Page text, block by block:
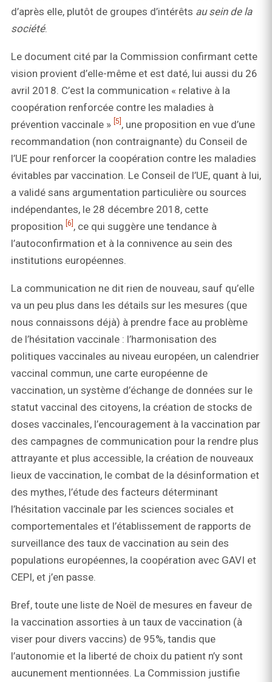
d’après elle, plutôt de groupes d’intérêts au sein de la
société.
Le document cité par la Commission confirmant cette
vision provient d’elle-même et est daté, lui aussi du 26
avril 2018. C’est la communication « relative à la
coopération renforcée contre les maladies à
prévention vaccinale » [5] , une proposition en vue d’une
recommandation (non contraignante) du Conseil de
l’UE pour renforcer la coopération contre les maladies
évitables par vaccination. Le Conseil de l’UE, quant à lui,
a validé sans argumentation particulière ou sources
indépendantes, le 28 décembre 2018, cette
proposition [6] , ce qui suggère une tendance à
l’autoconfirmation et à la connivence au sein des
institutions européennes.
La communication ne dit rien de nouveau, sauf qu’elle
va un peu plus dans les détails sur les mesures (que
nous connaissons déjà) à prendre face au problème
de l’hésitation vaccinale : l’harmonisation des
politiques vaccinales au niveau européen, un calendrier
vaccinal commun, une carte européenne de
vaccination, un système d’échange de données sur le
statut vaccinal des citoyens, la création de stocks de
doses vaccinales, l’encouragement à la vaccination par
des campagnes de communication pour la rendre plus
attrayante et plus accessible, la création de nouveaux
lieux de vaccination, le combat de la désinformation et
des mythes, l’étude des facteurs déterminant
l’hésitation vaccinale par les sciences sociales et
comportementales et l’établissement de rapports de
surveillance des taux de vaccination au sein des
populations européennes, la coopération avec GAVI et
CEPI, et j’en passe.
Bref, toute une liste de Noël de mesures en faveur de
la vaccination assorties à un taux de vaccination (à
viser pour divers vaccins) de 95%, tandis que
l’autonomie et la liberté de choix du patient n’y sont
aucunement mentionnées. La Commission justifie